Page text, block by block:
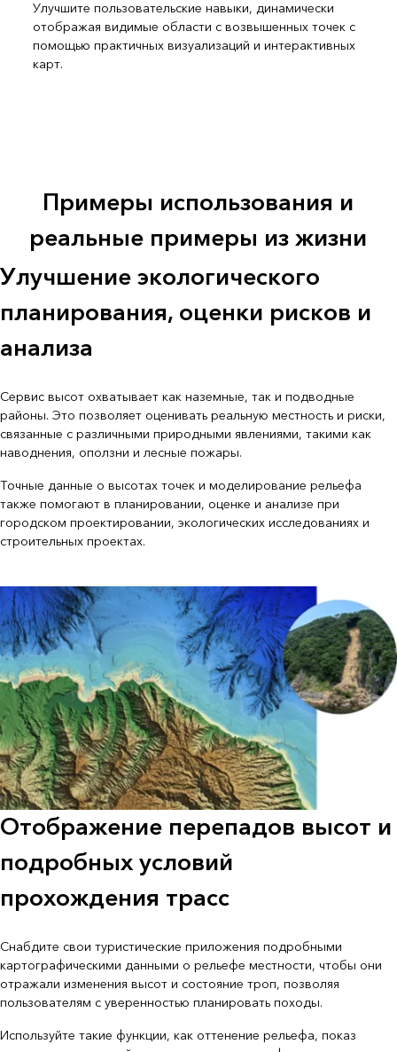
Улучшите пользовательские навыки, динамически
отображая видимые области с возвышенных точек с
помощью практичных визуализаций и интерактивных
карт.
Примеры использования и
реальные примеры из жизни
Улучшение экологического
планирования, оценки рисков и
анализа
Сервис высот охватывает как наземные, так и подводные
районы. Это позволяет оценивать реальную местность и риски,
связанные с различными природными явлениями, такими как
наводнения, оползни и лесные пожары.
Точные данные о высотах точек и моделирование рельефа
также помогают в планировании, оценке и анализе при
городском проектировании, экологических исследованиях и
строительных проектах.
Отображение перепадов высот и
подробных условий
прохождения трасс
Снабдите свои туристические приложения подробными
картографическими данными о рельефе местности, чтобы они
отражали изменения высот и состояние троп, позволяя
пользователям с уверенностью планировать походы.
Используйте такие функции, как оттенение рельефа, показ